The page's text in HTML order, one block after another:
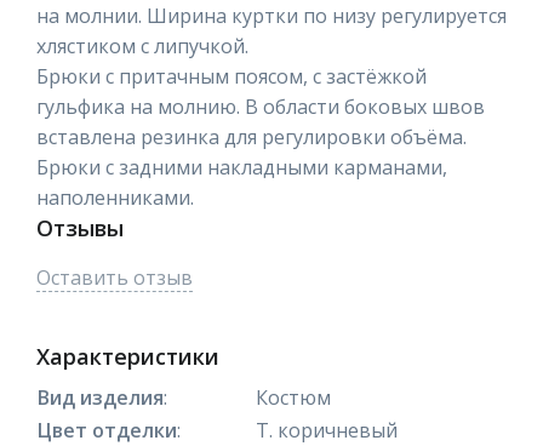
на молнии. Ширина куртки по низу регулируется
хлястиком с липучкой.
Брюки с притачным поясом, с застёжкой
гульфика на молнию. В области боковых швов
вставлена резинка для регулировки объёма.
Брюки с задними накладными карманами,
наполенниками.
Отзывы
Оставить отзыв
Характеристики
Вид изделия:
Костюм
Цвет отделки:
Т. коричневый